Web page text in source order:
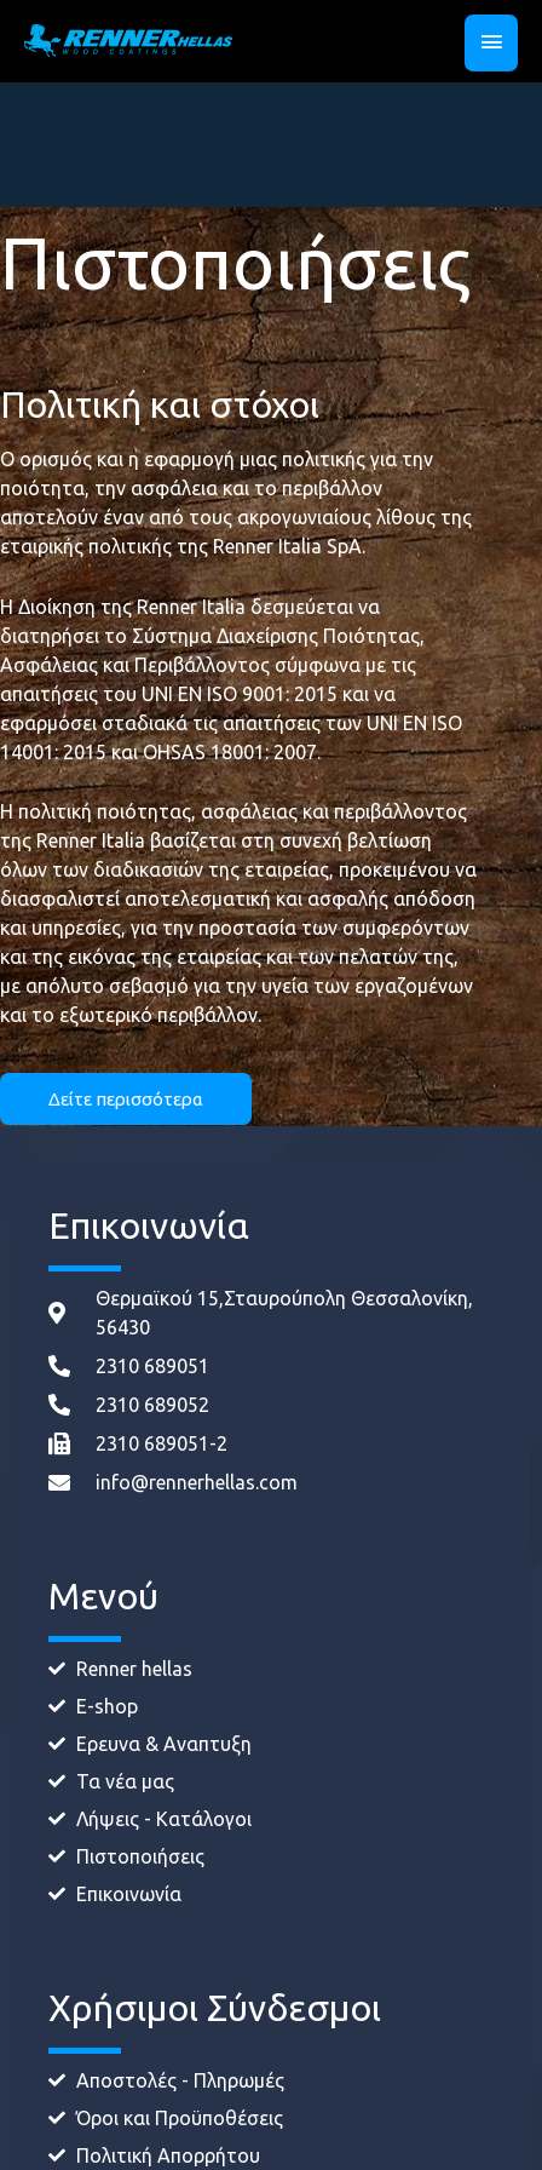
Πιστοποιήσεις
Πολιτική και στόχοι
Ο ορισμός και η εφαρμογή μιας πολιτικής για την
ποιότητα, την ασφάλεια και το περιβάλλον
αποτελούν έναν από τους ακρογωνιαίους λίθους της
εταιρικής πολιτικής της Renner Italia SpA.
Η Διοίκηση της Renner Italia δεσμεύεται να
διατηρήσει το Σύστημα Διαχείρισης Ποιότητας,
Ασφάλειας και Περιβάλλοντος σύμφωνα με τις
απαιτήσεις του UNI EN ISO 9001: 2015 και να
εφαρμόσει σταδιακά τις απαιτήσεις των UNI EN ISO
14001: 2015 και OHSAS 18001: 2007.
Η πολιτική ποιότητας, ασφάλειας και περιβάλλοντος
της Renner Italia βασίζεται στη συνεχή βελτίωση
όλων των διαδικασιών της εταιρείας, προκειμένου να
διασφαλιστεί αποτελεσματική και ασφαλής απόδοση
και υπηρεσίες, για την προστασία των συμφερόντων
και της εικόνας της εταιρείας και των πελατών της,
με απόλυτο σεβασμό για την υγεία των εργαζομένων
και το εξωτερικό περιβάλλον.
Δείτε περισσότερα
Επικοινωνία
Θερμαϊκού 15,Σταυρούπολη Θεσσαλονίκη,
56430
2310 689051
2310 689052
2310 689051-2
info@rennerhellas.com
Μενού
Renner hellas
E-shop
Ερευνα & Αναπτυξη
Τα νέα μας
Λήψεις - Κατάλογοι
Πιστοποιήσεις
Επικοινωνία
Χρήσιμοι Σύνδεσμοι
Αποστολές - Πληρωμές
Όροι και Προϋποθέσεις
Πολιτική Απορρήτου